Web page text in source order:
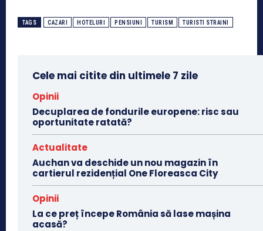
TAGS CAZARI HOTELURI PENSIUNI TURISM TURISTI STRAINI
Cele mai citite din ultimele 7 zile
Opinii
Decuplarea de fondurile europene: risc sau
oportunitate ratată?
Actualitate
Auchan va deschide un nou magazin în
cartierul rezidențial One Floreasca City
Opinii
La ce preț începe România să lase mașina
acasă?